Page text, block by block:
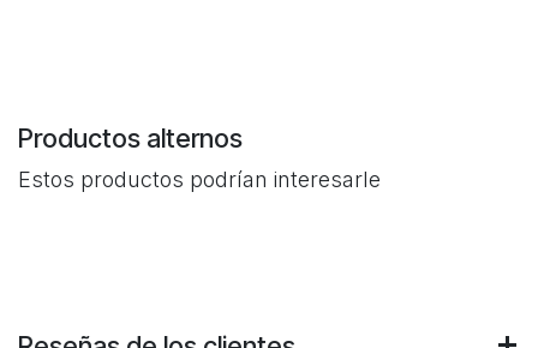
Productos alternos
Estos productos podrían interesarle